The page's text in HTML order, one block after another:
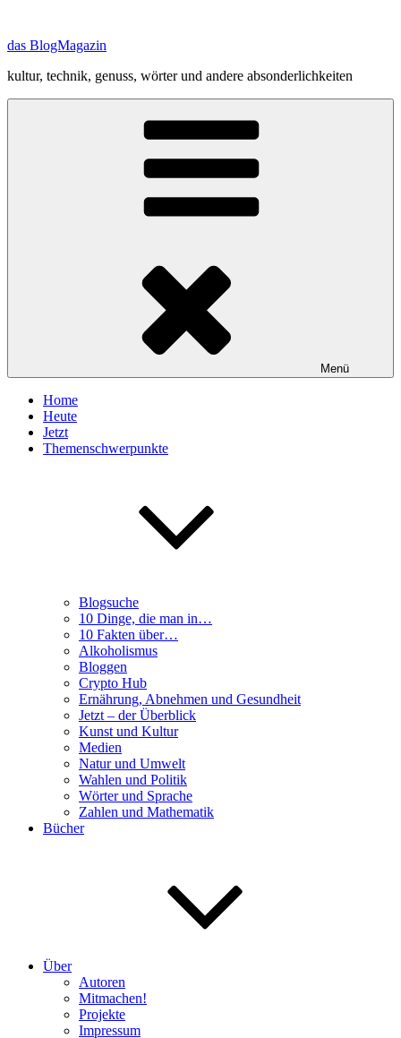
springen
das BlogMagazin
kultur, technik, genuss, wörter und andere absonderlichkeiten
Menü
Home
Heute
Jetzt
Themenschwerpunkte
Blogsuche
10 Dinge, die man in…
10 Fakten über…
Alkoholismus
Bloggen
Crypto Hub
Ernährung, Abnehmen und Gesundheit
Jetzt – der Überblick
Kunst und Kultur
Medien
Natur und Umwelt
Wahlen und Politik
Wörter und Sprache
Zahlen und Mathematik
Bücher
Über
Autoren
Mitmachen!
Projekte
Impressum